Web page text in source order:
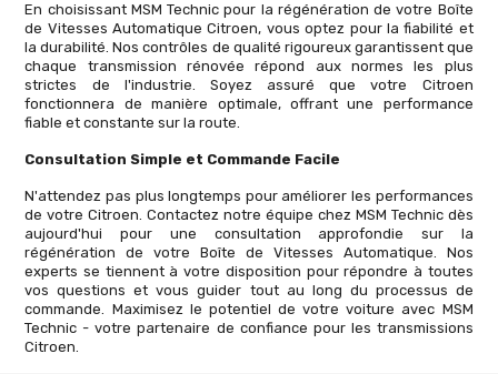
En choisissant MSM Technic pour la régénération de votre Boîte
de Vitesses Automatique Citroen, vous optez pour la fiabilité et
la durabilité. Nos contrôles de qualité rigoureux garantissent que
chaque transmission rénovée répond aux normes les plus
strictes de l'industrie. Soyez assuré que votre Citroen
fonctionnera de manière optimale, offrant une performance
fiable et constante sur la route.
Consultation Simple et Commande Facile
N'attendez pas plus longtemps pour améliorer les performances
de votre Citroen. Contactez notre équipe chez MSM Technic dès
aujourd'hui pour une consultation approfondie sur la
régénération de votre Boîte de Vitesses Automatique. Nos
experts se tiennent à votre disposition pour répondre à toutes
vos questions et vous guider tout au long du processus de
commande. Maximisez le potentiel de votre voiture avec MSM
Technic - votre partenaire de confiance pour les transmissions
Citroen.